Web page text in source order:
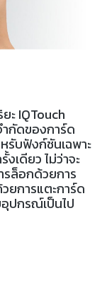
ะ IQTouch
กัดของการ์ด
รับฟังก์ชันเฉพาะ
เดียว ไม่ว่าจะ
รล็อกด้วยการ
ยการแตะการ์ด
ปกรณ์เป็นไป